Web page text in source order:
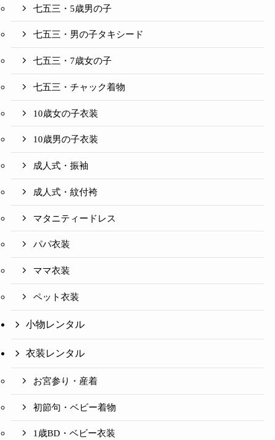
七五三・5歳男の子
七五三・男の子タキシード
七五三・7歳女の子
七五三・チャック着物
10歳女の子衣装
10歳男の子衣装
成人式・振袖
成人式・紋付袴
マタニティードレス
パパ衣装
ママ衣装
ペット衣装
小物レンタル
衣装レンタル
お宮参り・産着
初節句・ベビー着物
1歳BD・ベビー衣装